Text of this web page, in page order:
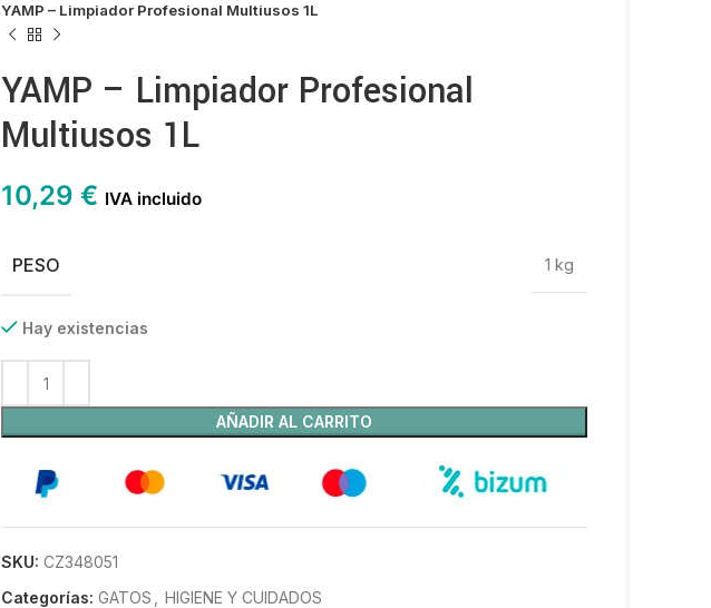
YAMP – Limpiador Profesional Multiusos 1L
YAMP – Limpiador Profesional
Multiusos 1L
10,29 € IVA incluido
PESO 1 kg
Hay existencias
AÑADIR AL CARRITO
SKU: CZ348051
Categorías: GATOS
HIGIENE Y CUIDADOS